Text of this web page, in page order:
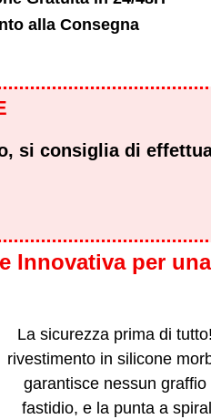
alla Consegna
si consiglia di
Innovativa per
La sicurezza prima di
rivestimento in silicone
garantisce nessun graffio
fastidio, e la punta a